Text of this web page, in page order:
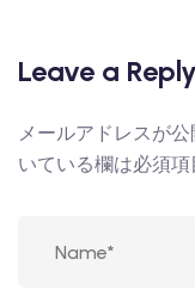
Leave a Reply
メールアドレスが公
いている欄は必須項